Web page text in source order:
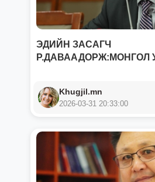
ЭДИЙН ЗАСАГЧ
Р.ДАВААДОРЖ:МОНГОЛ
Khugjil.mn
2026-03-31 20:33:00